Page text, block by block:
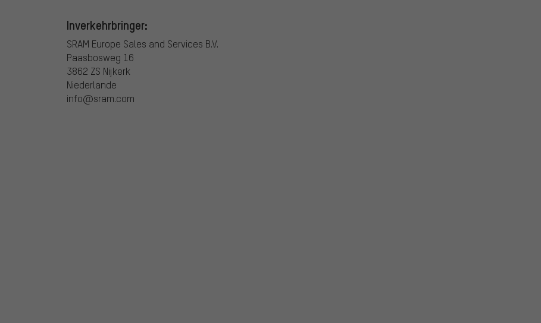
Inverkehrbringer:
SRAM Europe Sales and Services B.V.
Paasbosweg 16
3862 ZS Nijkerk
Niederlande
info@sram.com